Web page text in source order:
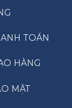
TOÁN
HÀNG
MẬT